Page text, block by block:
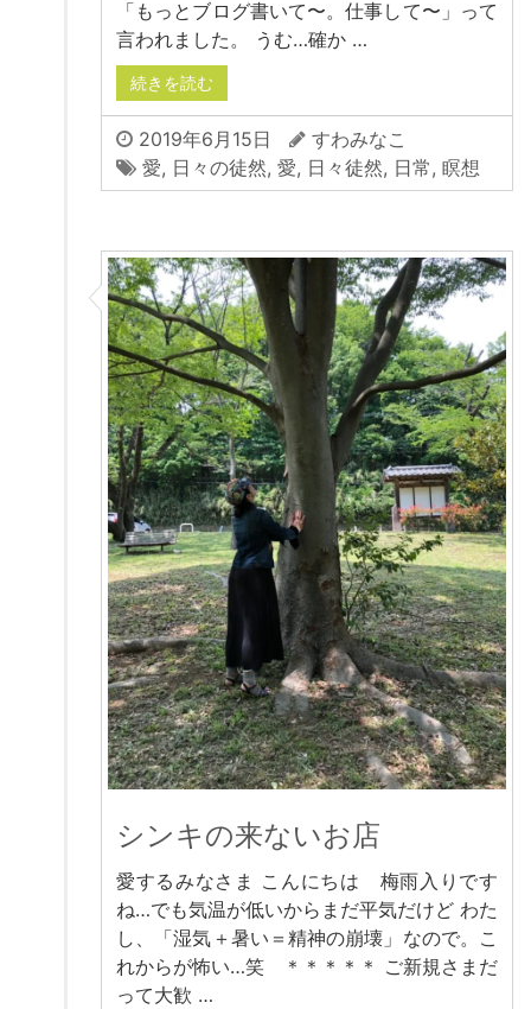
「もっとブログ書いて〜。仕事して〜」って
言われました。 うむ…確か …
続きを読む
2019年6月15日
すわみなこ
愛, 日々の徒然, 愛, 日々徒然, 日常, 瞑想
シンキの来ないお店
愛するみなさま こんにちは 梅雨入りです
ね…でも気温が低いからまだ平気だけど わた
し、「湿気＋暑い＝精神の崩壊」なので。こ
れからが怖い…笑 ＊＊＊＊＊ ご新規さまだ
って大歓 …